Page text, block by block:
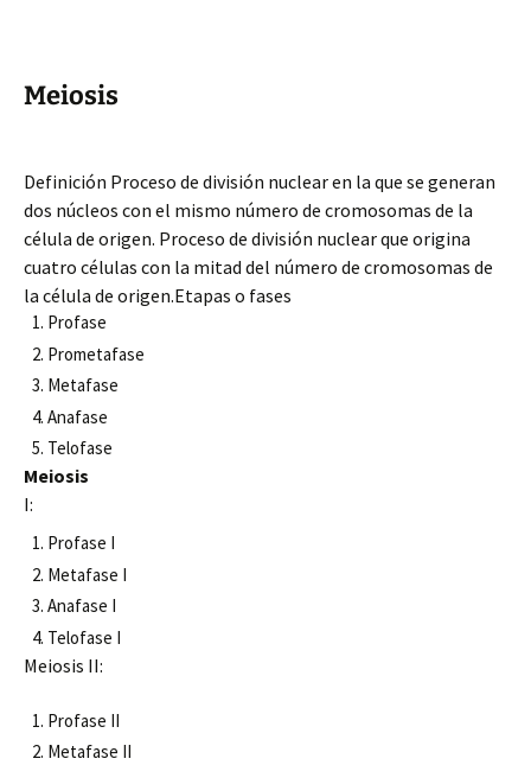
Meiosis
Definición Proceso de división nuclear en la que se generan
dos núcleos con el mismo número de cromosomas de la
célula de origen. Proceso de división nuclear que origina
cuatro células con la mitad del número de cromosomas de
la célula de origen.Etapas o fases
Profase
Prometafase
Metafase
Anafase
Telofase
Meiosis
I:
Profase I
Metafase I
Anafase I
Telofase I
Meiosis II:
Profase II
Metafase II